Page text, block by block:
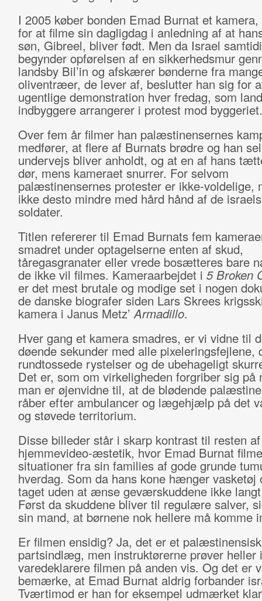
I 2005 køber bonden Emad Burnat et
for at filme sin dagligdag i anledning af at
søn, Gibreel, bliver født. Men da Israel
begynder opførelsen af en sikkerhedsmur
landsby Bil’in og afskærer bønderne fra
oliventræer, de lever af, beslutter han sig for
ugentlige demonstration hver fredag, som
indbyggere arrangerer i protest mod byggeriet.
Over fem år filmer han palæstinensernes
medfører, at flere af Burnats brødre og han
undervejs bliver anholdt, og at en af hans
dør, mens kameraet snurrer. For selvom
palæstinensernes protester er ikke-voldelige,
ikke desto mindre med hård hånd af de
soldater.
Titlen refererer til Emad Burnats fem
smadret under optagelserne enten af skud,
tåregasgranater eller vrede bosætteres bare
de ikke vil filmes. Kameraarbejdet i 5 Broken
er det mest brutale og modige set i nogen
de danske biografer siden Lars Skrees
kamera i Janus Metz’Armadillo.
Hver gang et kamera smadres, er vi vidne til
døende sekunder med alle pixeleringsfejlene,
rundtossede rystelser og de ubehageligt
Det er, som om virkeligheden forgriber sig på
man er øjenvidne til, at de blødende
råber efter ambulancer og lægehjælp på det
og støvede territorium.
Disse billeder står i skarp kontrast til resten
hjemmevideo-æstetik, hvor Emad Burnat
situationer fra sin families af gode grunde
hverdag. Som da hans kone hænger vasketøj
taget uden at ænse geværskuddene ikke
Først da skuddene bliver til regulære salver,
sin mand, at børnene nok hellere må komme
Er filmen ensidig? Ja, det er et palæstinensisk
partsindlæg, men instruktørerne prøver heller
varedeklarere filmen på anden vis. Og det er
bemærke, at Emad Burnat aldrig forbander
Tværtimod er han for eksempel udmærket